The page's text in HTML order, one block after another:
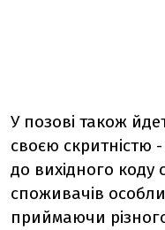
У позові також
своєю скритністю
до вихідного коду
споживачів
приймаючи